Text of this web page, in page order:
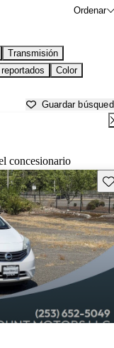
Ordenar
Transmisión
Color
Guardar
concesionario